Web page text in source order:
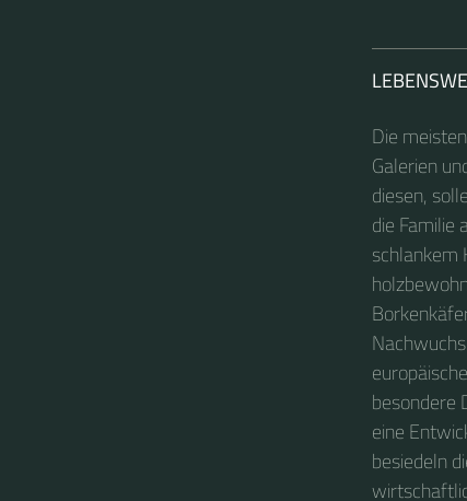
Die
Galerien
diesen,
die Familie
schlankem
besondere
eine
besiedeln